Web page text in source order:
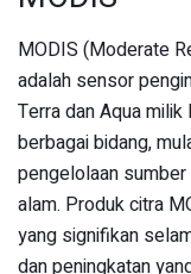
MODIS (Moderate
adalah sensor
Terra dan Aqua
berbagai bidang,
pengelolaan
alam. Produk citra
yang signifikan
dan peningkatan